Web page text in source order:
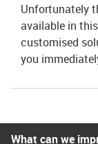
Unfortunately
available in
customised
you
What can we